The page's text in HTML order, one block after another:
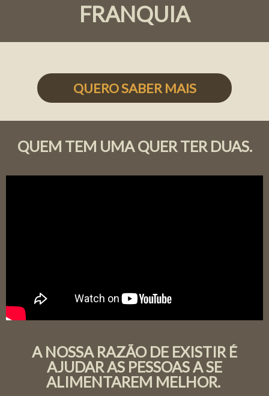
FRANQUIA
QUERO SABER MAIS
QUEM TEM UMA QUER TER DUAS.
A NOSSA RAZÃO DE EXISTIR É
AJUDAR AS PESSOAS A SE
ALIMENTAREM MELHOR.